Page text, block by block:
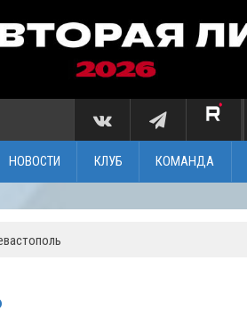
НОВОСТИ КЛУБ КОМАНДА